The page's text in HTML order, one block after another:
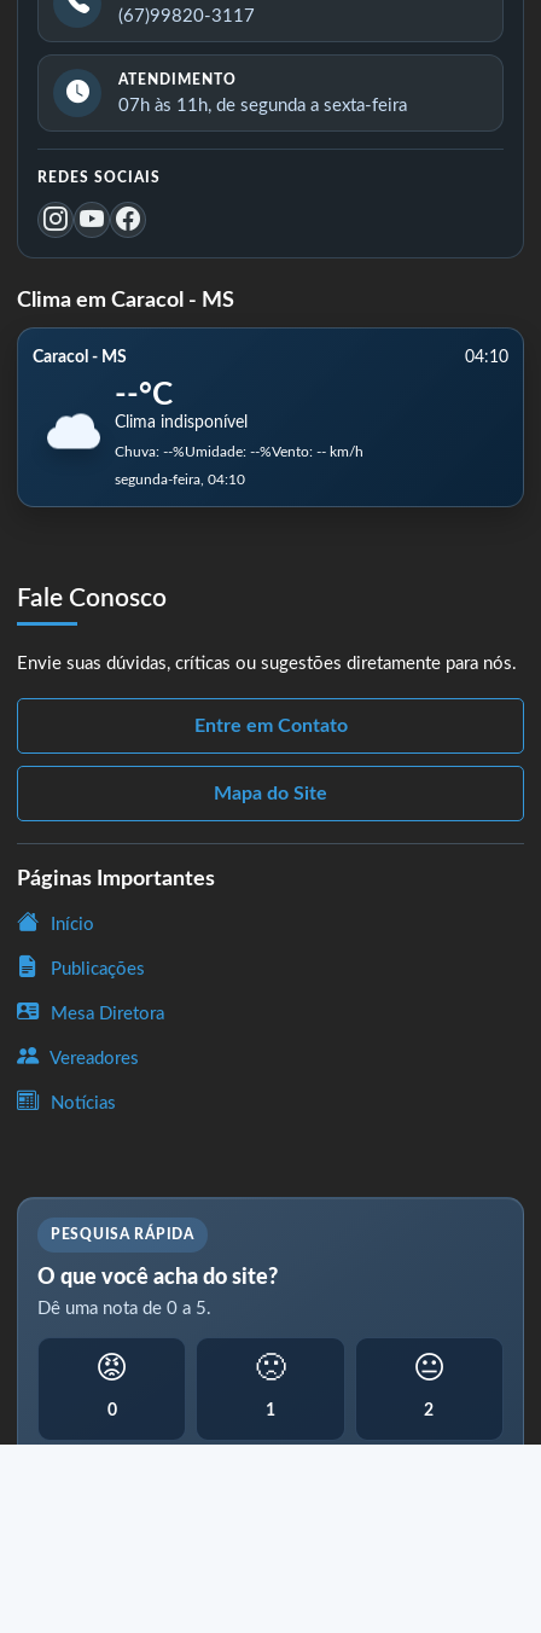
(67)99820-3117
ATENDIMENTO
07h às 11h, de segunda a sexta-feira
REDES SOCIAIS
Clima em Caracol - MS
Caracol - MS 04:10
--°C
Clima indisponível
Chuva: --%Umidade: --%Vento: -- km/h
segunda-feira, 04:10
Fale Conosco
Envie suas dúvidas, críticas ou sugestões diretamente para nós.
Entre em Contato
Mapa do Site
Páginas Importantes
Início
Publicações
Mesa Diretora
Vereadores
Notícias
PESQUISA RÁPIDA
O que você acha do site?
Dê uma nota de 0 a 5.
😡
0
🙁
1
😐
2